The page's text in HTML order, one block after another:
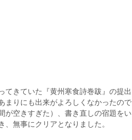
てきていた『黄州寒食詩巻跋』の提出
まりにも出来がよろしくなかったので
が空きすぎた）、書き直しの宿題をい
無事にクリアとなりました。